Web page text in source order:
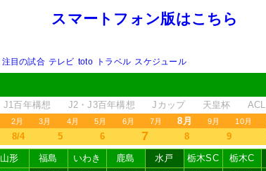
スマートフォン版はこちら
注目の試合 テレビ toto トラベル スケジュール
J1百年構想 J2・J3百年構想 Jカップ 天皇杯 ACL
2月 3月 4月 5月 6月 7月 8月 9月 10月
8/4 5 6 7 8 9
山形 福島 いわき 鹿島 水戸 栃木SC 栃木C